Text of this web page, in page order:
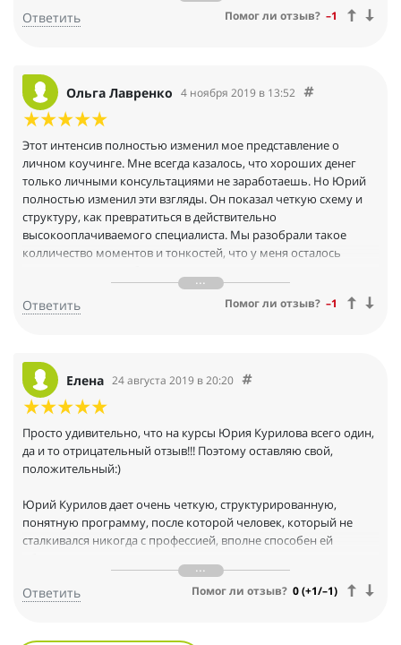
Ответить Помог ли отзыв? –1
Ольга Лавренко 4 ноября 2019 в 13:52
Этот интенсив полностью изменил мое представление о
личном коучинге. Мне всегда казалось, что хороших денег
только личными консультациями не заработаешь. Но Юрий
полностью изменил эти взгляды. Он показал четкую схему и
структуру, как превратиться в действительно
высокооплачиваемого специалиста. Мы разобрали такое
колличество моментов и тонкостей, что у меня осталось
недель)) Очень ценно было понять, как выстроить систему так,
чтобы доход с консультаций стал регулярным. Как всегда,
хочет быть специалистом и зарабатывать коучингом и
консультированием, этот интенсив Просто Необходим для
изучения!
Ответить Помог ли отзыв? –1
Елена 24 августа 2019 в 20:20
Просто удивительно, что на курсы Юрия Курилова всего один,
да и то отрицательный отзыв!!! Поэтому оставляю свой,
положительный:)
Юрий Курилов дает очень четкую, структурированную,
понятную программу, после которой человек, который не
сталкивался никогда с профессией, вполне способен ей
Конечно и самому человеку нужно приложить усилия, чтобы
чего-то добиться.
Ответить Помог ли отзыв? 0 (+1/–1)